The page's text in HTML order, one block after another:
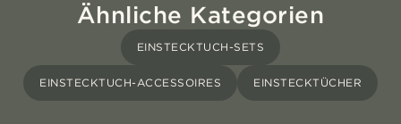
Ähnliche Kategorien
EINSTECKTUCH-SETS
EINSTECKTUCH-ACCESSOIRES EINSTECKTÜCHER